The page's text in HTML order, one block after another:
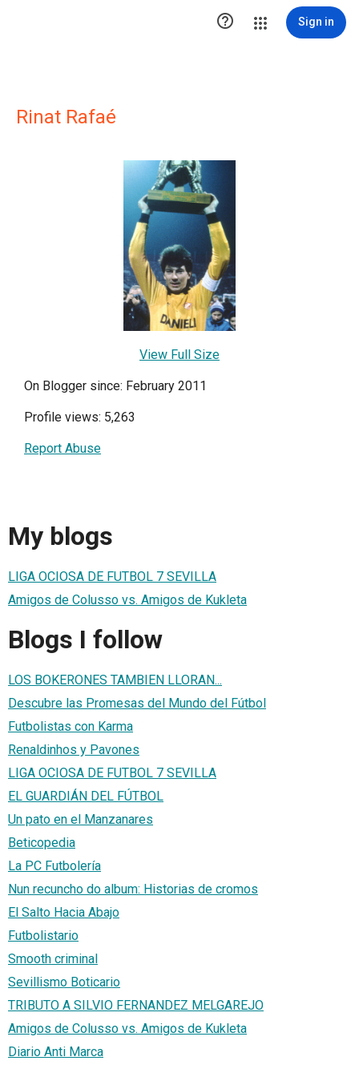
 Sign in
Rinat Rafaé
View Full Size
On Blogger since: February 2011
Profile views: 5,263
Report Abuse
My blogs
LIGA OCIOSA DE FUTBOL 7 SEVILLA
Amigos de Colusso vs. Amigos de Kukleta
Blogs I follow
LOS BOKERONES TAMBIEN LLORAN...
Descubre las Promesas del Mundo del Fútbol
Futbolistas con Karma
Renaldinhos y Pavones
LIGA OCIOSA DE FUTBOL 7 SEVILLA
EL GUARDIÁN DEL FÚTBOL
Un pato en el Manzanares
Beticopedia
La PC Futbolería
Nun recuncho do album: Historias de cromos
El Salto Hacia Abajo
Futbolistario
Smooth criminal
Sevillismo Boticario
TRIBUTO A SILVIO FERNANDEZ MELGAREJO
Amigos de Colusso vs. Amigos de Kukleta
Diario Anti Marca